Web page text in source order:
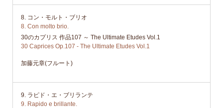
8. コン・モルト・ブリオ
8. Con molto brio.
30のカプリス 作品107 ～ The Ultimate Etudes Vol.1
30 Caprices Op.107 - The Ultimate Etudes Vol.1
加藤元章(フルート)
9. ラピド・エ・ブリランテ
9. Rapido e brillante.